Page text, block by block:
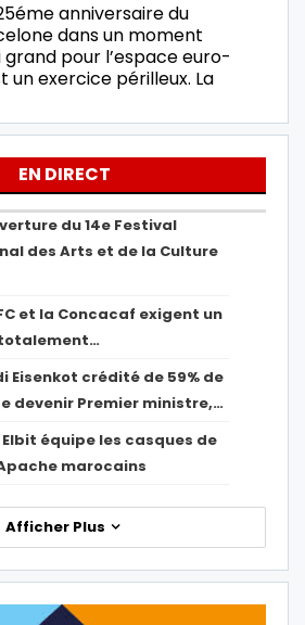
anniversaire du
dans un moment
grand pour l’espace euro-
exercice périlleux. La
EN DIRECT
du 14e Festival
des Arts et de la Culture
et la Concacaf exigent un
Eisenkot crédité de 59% de
devenir Premier ministre,…
Elbit équipe les casques de
marocains
Afficher Plus